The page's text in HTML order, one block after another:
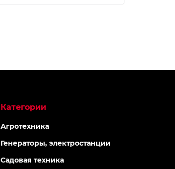
Категории
Агротехника
Генераторы, электростанции
Садовая техника